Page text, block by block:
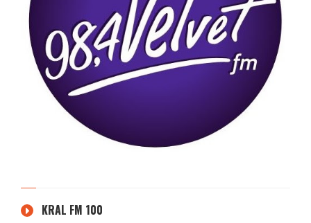
KRAL FM 100